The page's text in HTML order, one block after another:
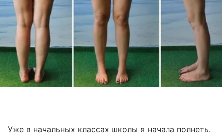
Уже в начальных классах школы я начала полнеть.